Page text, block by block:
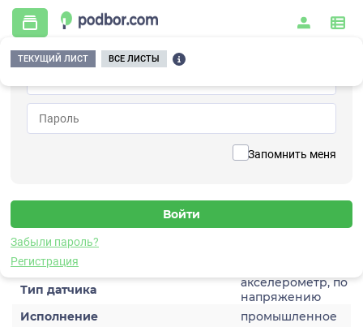
Запомнить меня
Забыли пароль?
Регистрация
ТЕКУЩИЙ ЛИСТ ВСЕ ЛИСТЫ
Главная / Контрольно-измерительные приборы и автоматика / Датчики /
Виброускорения / 1V266HN-10
Датчик виброускорения
Характеристики
Тип датчика
акселерометр, по
напряжению
Исполнение
промышленное